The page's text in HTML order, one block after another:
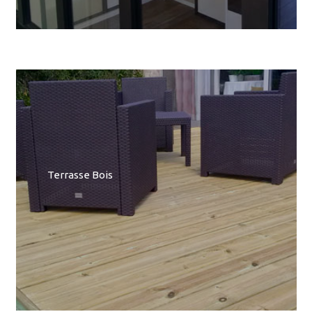
Terrasse Bois